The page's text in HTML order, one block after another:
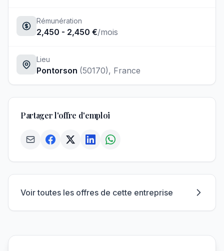
Rémunération
2,450 - 2,450 €/mois
Lieu
Pontorson (50170), France
Partager l'offre d'emploi
Voir toutes les offres de cette entreprise